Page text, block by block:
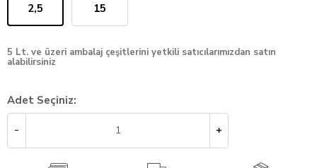
2,5 15
5 Lt. ve üzeri ambalaj çeşitlerini yetkili satıcılarımızdan satın
alabilirsiniz
Adet Seçiniz: